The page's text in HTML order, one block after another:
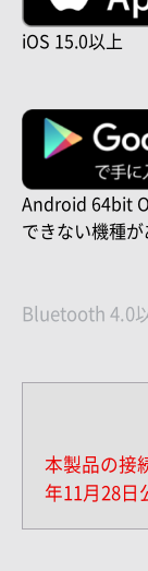
iOS 15.0以上
Android 64bit
できない機種
Bluetooth 4.0
本製品の接
年11月28日